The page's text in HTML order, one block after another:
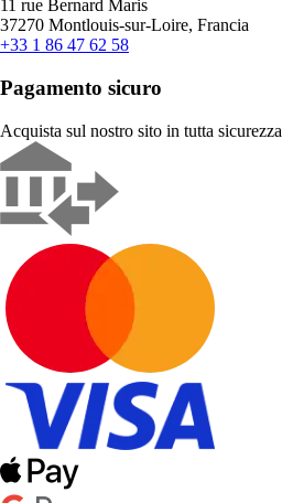
11 rue Bernard Maris
37270 Montlouis-sur-Loire, Francia
+33 1 86 47 62 58
Pagamento sicuro
Acquista sul nostro sito in tutta sicurezza